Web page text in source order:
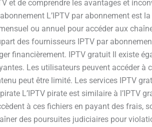
et de comprendre les avantages et
L’IPTV par abonnement est
ou annuel pour accéder aux
des fournisseurs IPTV par
financièrement. IPTV gratuit Il existe
Les utilisateurs peuvent accéder
peut être limité. Les services IPTV
L’IPTV pirate est similaire à
à ces fichiers en payant des frais,
des poursuites judiciaires pour